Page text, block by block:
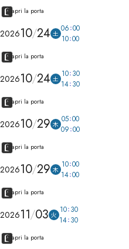
apri la porta
202610 24 土 06 00
10 00
apri la porta
202610 24 土 10 30
14 30
apri la porta
202610 29 木 05 00
09 00
apri la porta
202610 29 木 10 00
14 00
apri la porta
202611 03 火 10 30
14 30
apri la porta